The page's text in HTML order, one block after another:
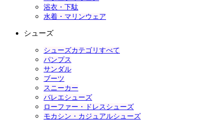
浴衣・下駄
水着・マリンウェア
シューズ
シューズカテゴリすべて
パンプス
サンダル
ブーツ
スニーカー
バレエシューズ
ローファー・ドレスシューズ
モカシン・カジュアルシューズ